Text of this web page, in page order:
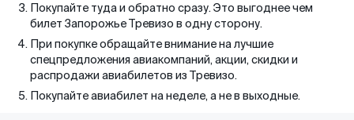
Покупайте туда и обратно сразу. Это выгоднее чем
билет Запорожье Тревизо в одну сторону.
При покупке обращайте внимание на лучшие
спецпредложения авиакомпаний, акции, скидки и
распродажи авиабилетов из Тревизо.
Покупайте авиабилет на неделе, а не в выходные.